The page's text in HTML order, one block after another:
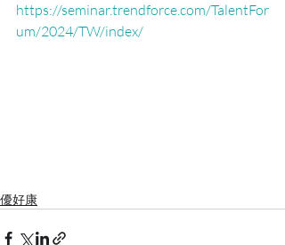
https://seminar.trendforce.com/TalentFor
um/2024/TW/index/
優好康